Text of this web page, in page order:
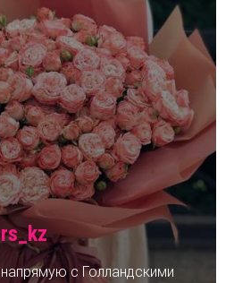
с Голландскими